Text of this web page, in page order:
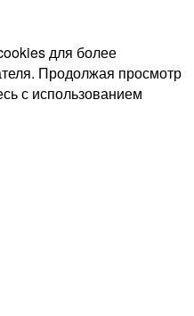
для более
Продолжая просмотр
с использованием